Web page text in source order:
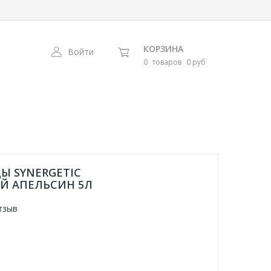
Войти КОРЗИНА
0 товаров 0 руб
АПЕЛЬСИН 5Л